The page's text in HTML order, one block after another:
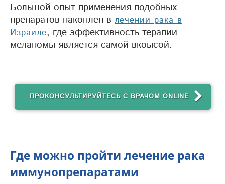
Большой опыт применения подобных
препаратов накоплен в лечении рака в
Израиле, где эффективность терапии
меланомы является самой вкоысой.
ПРОКОНСУЛЬТИРУЙТЕСЬ С ВРАЧОМ ONLINE
Где можно пройти лечение рака
иммунопрепаратами